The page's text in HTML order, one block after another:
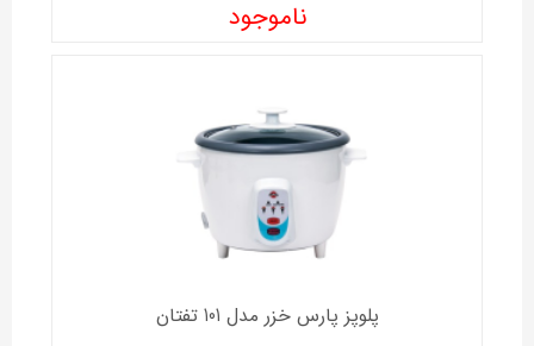
ناموجود
پلوپز پارس خزر مدل 101 تفتان